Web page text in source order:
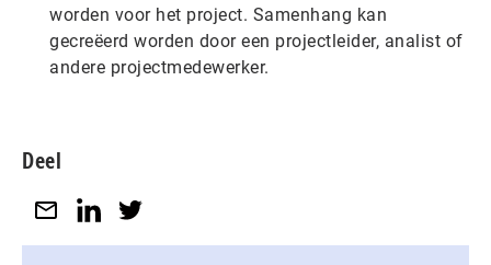
worden voor het project. Samenhang kan
gecreëerd worden door een projectleider, analist of
andere projectmedewerker.
Deel